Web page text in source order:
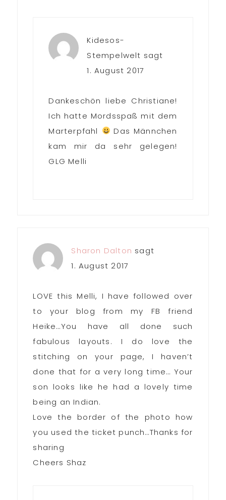
Kidesos-
Stempelwelt sagt
1. August 2017
Dankeschön liebe Christiane!
Ich hatte Mordsspaß mit dem
Marterpfahl
Das Männchen
kam mir da sehr gelegen!
GLG Melli
Sharon Dalton sagt
1. August 2017
LOVE this Melli, I have followed over
to your blog from my FB friend
Heike…You have all done such
fabulous layouts. I do love the
stitching on your page, I haven’t
done that for a very long time… Your
son looks like he had a lovely time
being an Indian.
Love the border of the photo how
you used the ticket punch…Thanks for
sharing
Cheers Shaz